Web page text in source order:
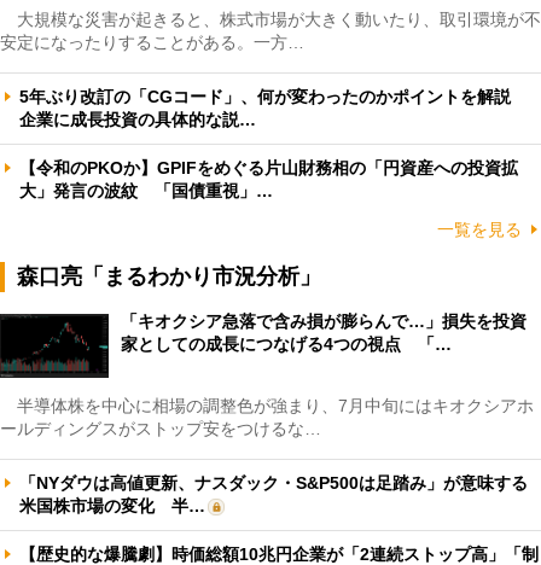
大規模な災害が起きると、株式市場が大きく動いたり、取引環境が不
安定になったりすることがある。一方…
5年ぶり改訂の「CGコード」、何が変わったのかポイントを解説
企業に成長投資の具体的な説…
【令和のPKOか】GPIFをめぐる片山財務相の「円資産への投資拡
大」発言の波紋 「国債重視」…
一覧を見る
森口亮「まるわかり市況分析」
「キオクシア急落で含み損が膨らんで…」損失を投資
家としての成長につなげる4つの視点 「…
半導体株を中心に相場の調整色が強まり、7月中旬にはキオクシアホ
ールディングスがストップ安をつけるな…
「NYダウは高値更新、ナスダック・S&P500は足踏み」が意味する
米国株市場の変化 半…
【歴史的な爆騰劇】時価総額10兆円企業が「2連続ストップ高」「制